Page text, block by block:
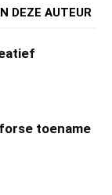
DEZE AUTEUR
toename